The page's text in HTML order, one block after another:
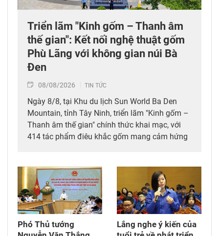
Triển lãm "Kinh gốm – Thanh âm
thế gian": Kết nối nghệ thuật gốm
Phù Lãng với không gian núi Bà
Đen
08/08/2026 TIN TỨC
Ngày 8/8, tại Khu du lịch Sun World Ba Den
Mountain, tỉnh Tây Ninh, triển lãm "Kinh gốm –
Thanh âm thế gian" chính thức khai mạc, với
414 tác phẩm điêu khắc gốm mang cảm hứng
Ninh, các nghệ nhân làng nghề Phù Lãng (tỉnh
Bắc Ninh) và đông đảo du khách trong, ngoài
nước.
Phó Thủ tướng
Lắng nghe ý kiến của